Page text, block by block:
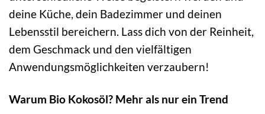
deine Küche, dein Badezimmer und deinen
Lebensstil bereichern. Lass dich von der Reinheit,
dem Geschmack und den vielfältigen
Anwendungsmöglichkeiten verzaubern!
Warum Bio Kokosöl? Mehr als nur ein Trend